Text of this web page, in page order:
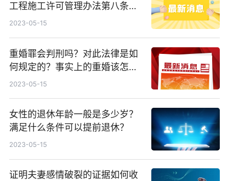
工程施工许可管理办法第八条的
内容是什么？
2023-05-15
重婚罪会判刑吗？对此法律是如
何规定的？事实上的重婚该怎么
取证？
2023-05-15
女性的退休年龄一般是多少岁？
满足什么条件可以提前退休？
2023-05-15
证明夫妻感情破裂的证据如何收